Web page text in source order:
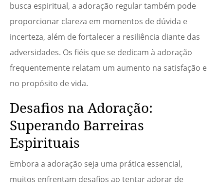
busca espiritual, a adoração regular também pode
proporcionar clareza em momentos de dúvida e
incerteza, além de fortalecer a resiliência diante das
adversidades. Os fiéis que se dedicam à adoração
frequentemente relatam um aumento na satisfação e
no propósito de vida.
Desafios na Adoração:
Superando Barreiras
Espirituais
Embora a adoração seja uma prática essencial,
muitos enfrentam desafios ao tentar adorar de